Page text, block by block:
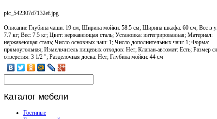
pic_542307d7132ef.jpg
Описание Глубина чаши: 19 см; Ширина мойки: 58.5 см; Ширина шкафа: 60 см; Вес в
7.7 кг; Вес: 7.5 кг; Цвет: нержавеющая сталь; Установка: интегрированная; Материал:
нержавеющая сталь; Число основных чаш: 1; Число дополнительных чаш: 1; Форма:
прямоугольная; Измельчитель пищевых отходов: Нет; Клапан-автомат: Есть; Размер
отверстия: 3 1/2 "; Разделочная доска: Нет; Глубина мойки: 44 см
Каталог мебели
Гостиные